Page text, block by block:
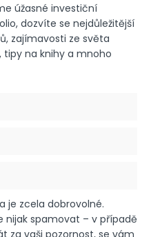
úžasné investiční
dozvíte se nejdůležitější
zajímavosti ze světa
tipy na knihy a mnoho
je zcela dobrovolné.
nijak spamovat – v případě